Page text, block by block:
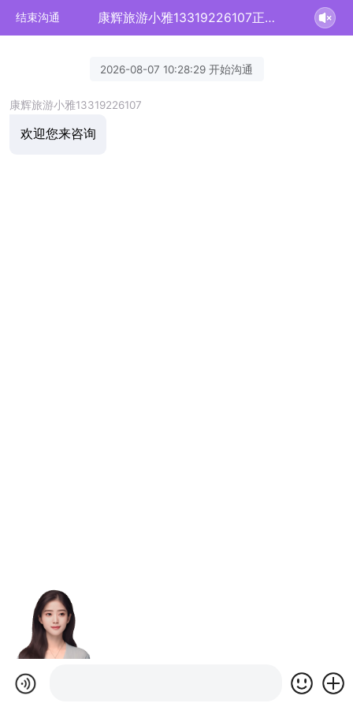
结束沟通 康辉旅游小雅13319226107正在为您服务
2026-08-07 10:28:29 开始沟通
康辉旅游小雅13319226107
欢迎您来咨询